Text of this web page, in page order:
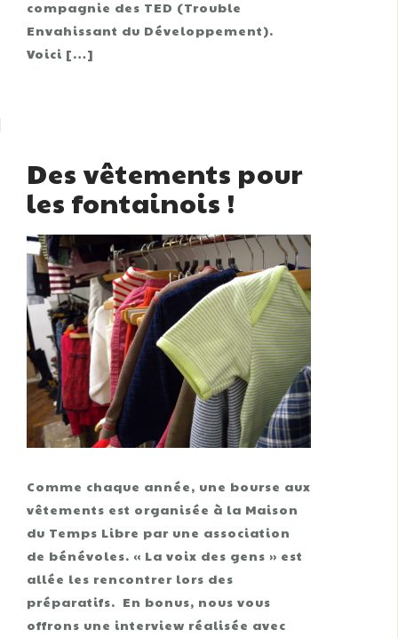
compagnie des TED (Trouble
Envahissant du Développement).
Voici […]
Des vêtements pour
les fontainois !
Comme chaque année, une bourse aux
vêtements est organisée à la Maison
du Temps Libre par une association
de bénévoles. « La voix des gens » est
allée les rencontrer lors des
préparatifs. En bonus, nous vous
offrons une interview réalisée avec